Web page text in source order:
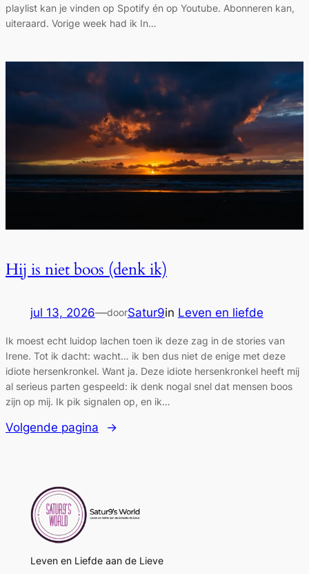
playlist kan je vinden op Spotify én op Youtube. Abonneren kan,
uiteraard. Vorige week had ik In…
Hij is niet boos (denk ik)
jul 13, 2026—doorSatur9in Leven en liefde
Ik moest echt luidop lachen toen ik deze zag in de stories van
Irene. Tot ik dacht: wacht… ik ben dus niet de enige met deze
idiote hersenkronkel. Want ja. Deze idiote hersenkronkel heeft mij
al serieus parten gespeeld: ik denk nogal snel dat mensen boos
zijn op mij. Ik pik signalen op, en ik…
Volgende pagina →
Leven en Liefde aan de Lieve